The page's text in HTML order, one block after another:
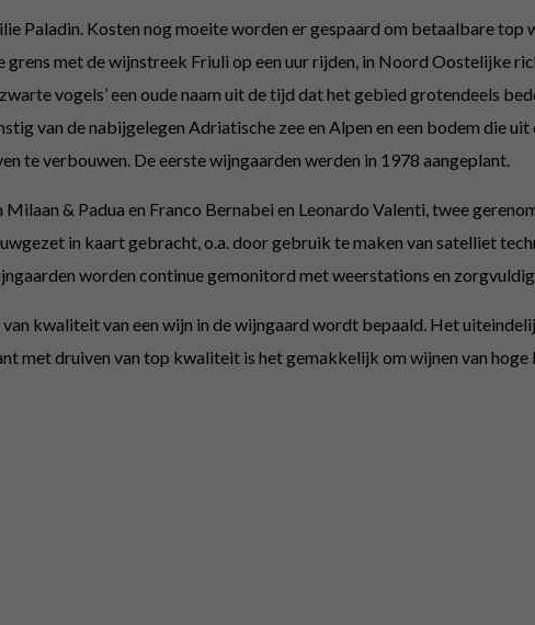
Paladin. Kosten nog moeite worden er gespaard om betaalbare top
met de wijnstreek Friuli op een uur rijden, in Noord Oostelijke
vogels’ een oude naam uit de tijd dat het gebied grotendeels
van de nabijgelegen Adriatische zee en Alpen en een bodem die uit
te verbouwen. De eerste wijngaarden werden in 1978 aangeplant.
& Padua en Franco Bernabei en Leonardo Valenti, twee
in kaart gebracht, o.a. door gebruik te maken van satelliet
worden continue gemonitord met weerstations en
kwaliteit van een wijn in de wijngaard wordt bepaald. Het
met druiven van top kwaliteit is het gemakkelijk om wijnen van